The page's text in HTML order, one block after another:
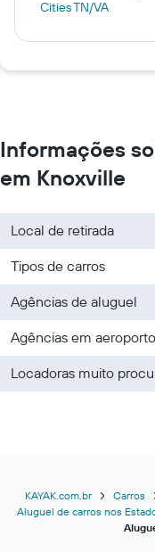
Cities TN/VA
Informações
em Knoxville
Local de retirada
Tipos de carros
Agências de aluguel
Agências em
Locadoras muito
KAYAK.com.br Carros
Aluguel de carros nos